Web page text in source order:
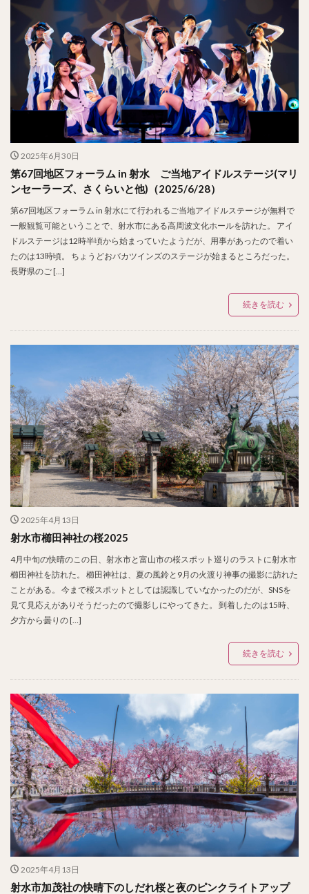
2025年6月30日
第67回地区フォーラム in 射水 ご当地アイドルステージ(マリ
ンセーラーズ、さくらいと他)（2025/6/28）
第67回地区フォーラム in 射水にて行われるご当地アイドルステージが無料で
一般観覧可能ということで、射水市にある高周波文化ホールを訪れた。 アイ
ドルステージは12時半頃から始まっていたようだが、用事があったので着い
たのは13時頃。 ちょうどおバカツインズのステージが始まるところだった。
長野県のご […]
続きを読む
2025年4月13日
射水市櫛田神社の桜2025
4月中旬の快晴のこの日、射水市と富山市の桜スポット巡りのラストに射水市
櫛田神社を訪れた。 櫛田神社は、夏の風鈴と9月の火渡り神事の撮影に訪れた
ことがある。 今まで桜スポットとしては認識していなかったのだが、SNSを
見て見応えがありそうだったので撮影しにやってきた。 到着したのは15時、
夕方から曇りの […]
続きを読む
2025年4月13日
射水市加茂社の快晴下のしだれ桜と夜のピンクライトアップ